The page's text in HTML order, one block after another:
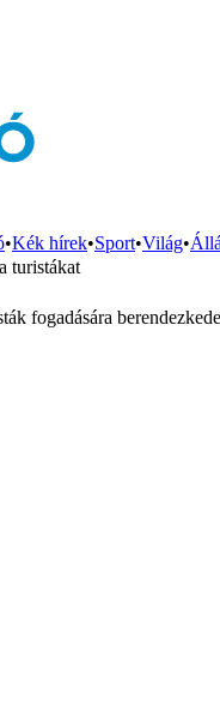
•Kék hírek•Sport•Világ•
turistákat
fogadására